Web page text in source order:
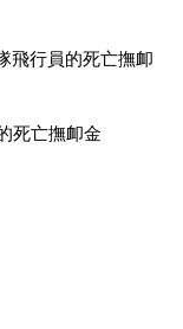
飛行員的死亡撫卹
死亡撫卹金